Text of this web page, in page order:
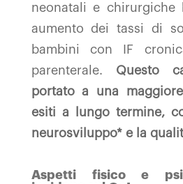
neonatali e
aumento dei tassi di
bambini con IF
parenterale. Questo
portato a una
esiti a lungo termine,
neurosviluppo* e la
Aspetti fisico e